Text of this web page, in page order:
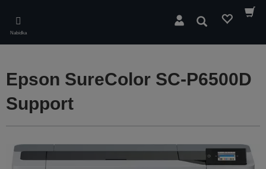
main
content
Nabídka
Hledat
Epson SureColor SC-P6500D
Support